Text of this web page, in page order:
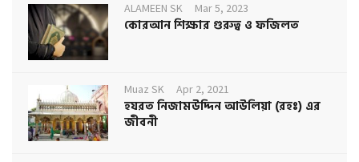
ALAMEEN SK Mar 5, 2023
কোরআন শিক্ষার গুরুত্ব ও ফজিলত
Muaz SK Apr 2, 2021
হযরত নিজামউদ্দিন আউলিয়া (রহঃ) এর
জীবনী